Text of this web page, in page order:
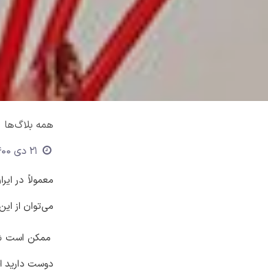
همه بلاگ‌ها
21 دی 1400
می‌توان از
ممکن است
دوست دارید